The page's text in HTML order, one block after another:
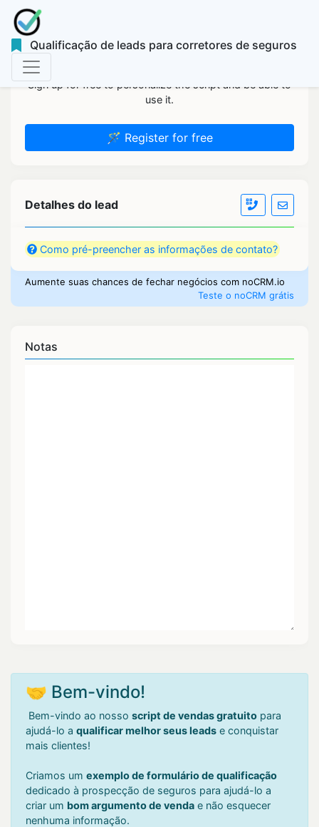
Qualificação de leads para corretores de seguros
🤝 Bem-vindo!
Bem-vindo ao nosso script de vendas gratuito para
ajudá-lo a qualificar melhor seus leads e conquistar
mais clientes!
Criamos um exemplo de formulário de qualificação
dedicado à prospecção de seguros para ajudá-lo a
criar um bom argumento de venda e não esquecer
nenhuma informação.
Sign up for free to personalize the script and be able to
use it.
🪄 Register for free
Detalhes do lead
Como pré-preencher as informações de contato?
Aumente suas chances de fechar negócios com noCRM.io
Teste o noCRM grátis
Notas